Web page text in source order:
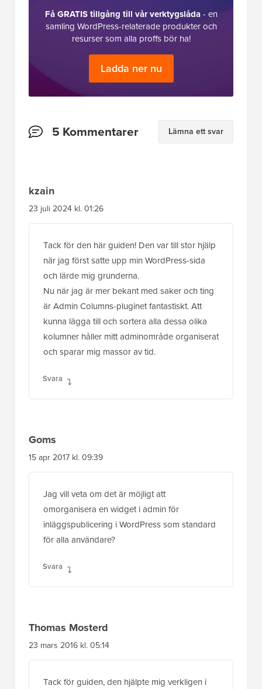
Få GRATIS tillgång till vår verktygslåda- en
samling WordPress-relaterade produkter och
resurser som alla proffs bör ha!
Ladda ner nu
Läsarnas5 Kommentarer Lämna ett svar
kzain
23 juli 2024 kl. 01:26
Tack för den här guiden! Den var till stor hjälp
när jag först satte upp min WordPress-sida
och lärde mig grunderna.
Nu när jag är mer bekant med saker och ting
är Admin Columns-pluginet fantastiskt. Att
kunna lägga till och sortera alla dessa olika
kolumner håller mitt adminområde organiserat
och sparar mig massor av tid.
Svara
Goms
15 apr 2017 kl. 09:39
Jag vill veta om det är möjligt att
omorganisera en widget i admin för
inläggspublicering i WordPress som standard
för alla användare?
Svara
Thomas Mosterd
23 mars 2016 kl. 05:14
Tack för guiden, den hjälpte mig verkligen i